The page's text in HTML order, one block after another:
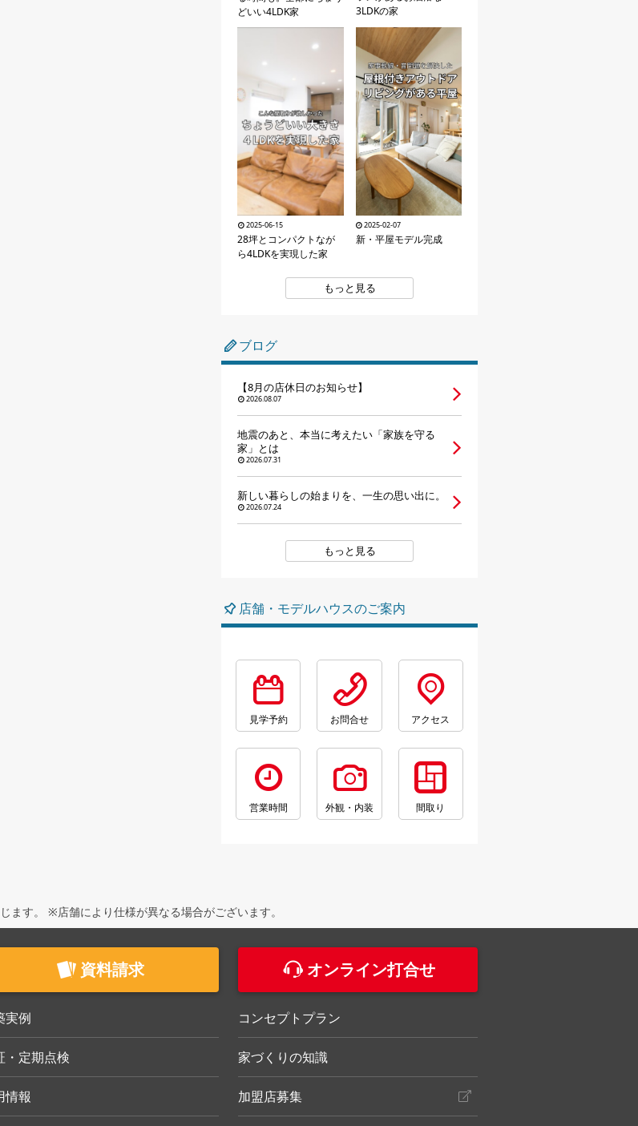
どいい4LDK家
3LDKの家
2025-06-15
28坪とコンパクトなが
ら4LDKを実現した家
2025-02-07
新・平屋モデル完成
もっと見る
ブログ
【8月の店休日のお知らせ】
2026.08.07
地震のあと、本当に考えたい「家族を守る
家」とは
2026.07.31
新しい暮らしの始まりを、一生の思い出に。
2026.07.24
もっと見る
店舗・モデルハウスのご案内
見学予約 お問合せ アクセス
営業時間 外観・内装 間取り
す。 ※店舗により仕様が異なる場合がございます。
資料請求 オンライン打合せ
実例 コンセプトプラン
・定期点検 家づくりの知識
情報 加盟店募集